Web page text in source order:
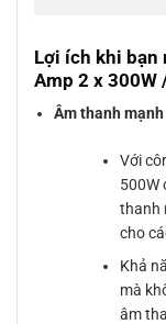
Lợi ích khi bạn
Amp 2 x 300W
Âm thanh
Với
500W
thanh
cho
Khả
mà
âm